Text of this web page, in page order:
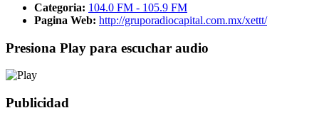
Categoria: 104.0 FM - 105.9 FM
Pagina Web: http://gruporadiocapital.com.mx/xettt/
Presiona Play para escuchar audio
Publicidad